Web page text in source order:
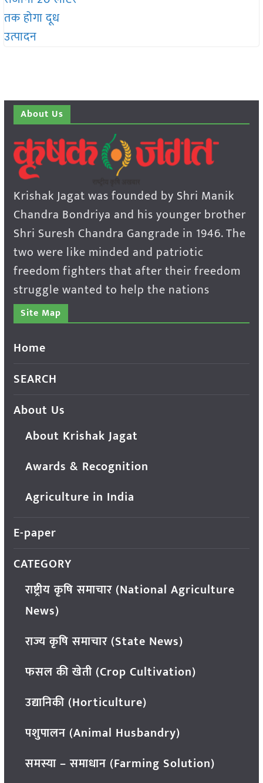
About Us
Krishak Jagat was founded by Shri Manik
Chandra Bondriya and his younger brother
Shri Suresh Chandra Gangrade in 1946. The
two were like minded and patriotic
freedom fighters that after their freedom
struggle wanted to help the nations
Site Map
Home
SEARCH
About Us
About Krishak Jagat
Awards & Recognition
Agriculture in India
E-paper
CATEGORY
राष्ट्रीय कृषि समाचार (National Agriculture
News)
राज्य कृषि समाचार (State News)
फसल की खेती (Crop Cultivation)
उद्यानिकी (Horticulture)
पशुपालन (Animal Husbandry)
समस्या – समाधान (Farming Solution)